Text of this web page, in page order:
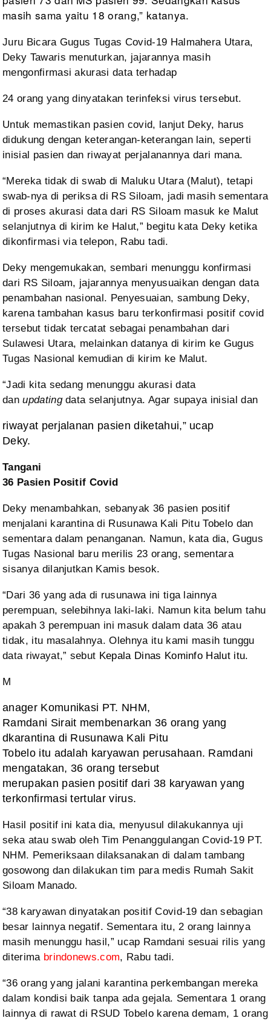
masih sama yaitu 18 orang,” katanya.
Juru Bicara Gugus Tugas Covid-19 Halmahera Utara,
Deky Tawaris menuturkan, jajarannya masih
mengonfirmasi akurasi data terhadap
24 orang yang dinyatakan terinfeksi virus tersebut.
Untuk memastikan pasien covid, lanjut Deky, harus
didukung dengan keterangan-keterangan lain, seperti
inisial pasien dan riwayat perjalanannya dari mana.
“Mereka tidak di swab di MalukuUtara (Malut), tetapi
swab-nya di periksa di RS Siloam, jadi masih sementara
di proses akurasi data dari RS Siloam masuk ke Malut
selanjutnya di kirim ke Halut,” begitu kata Deky ketika
dikonfirmasi via telepon, Rabu tadi.
Deky mengemukakan, sembari menunggu konfirmasi
dari RS Siloam, jajarannya menyusuaikan dengan data
penambahan nasional. Penyesuaian, sambung Deky,
karena tambahan kasus baru terkonfirmasi positif covid
tersebut tidak tercatat sebagai penambahan dari
Sulawesi Utara, melainkan datanya di kirim ke Gugus
Tugas Nasional kemudian di kirim ke Malut.
“Jadi kita sedang menunggu akurasi data
danupdatingdata selanjutnya. Agar supaya inisial dan
riwayat perjalanan pasien diketahui,” ucap
Deky.
Tangani
36 Pasien Positif Covid
Deky menambahkan, sebanyak 36 pasien positif
menjalani karantina di Rusunawa Kali Pitu Tobelo dan
sementaradalam penanganan. Namun, kata dia, Gugus
Tugas Nasional baru merilis 23 orang, sementara
sisanya dilanjutkan Kamis besok.
“Dari 36 yang ada di rusunawa ini tiga lainnya
perempuan, selebihnya laki-laki. Namun kita belum tahu
apakah 3 perempuan ini masuk dalam data 36 atau
tidak, itu masalahnya. Olehnya itu kami masih tunggu
data riwayat,” sebut Kepala Dinas Kominfo Halut itu.
M
anager Komunikasi PT. NHM,
Ramdani Sirait membenarkan 36 orang yang
dkarantina di Rusunawa Kali Pitu
Tobelo itu adalah karyawan perusahaan. Ramdani
mengatakan, 36 orang tersebut
merupakan pasien positif dari 38 karyawan yang
terkonfirmasi tertular virus.
Hasil positif ini kata dia, menyusul dilakukannya uji
seka atau swab oleh Tim Penanggulangan Covid-19 PT.
NHM. Pemeriksaan dilaksanakan di dalam tambang
gosowong dan dilakukan tim paramedis Rumah Sakit
Siloam Manado.
“38 karyawan dinyatakan positif Covid-19 dan sebagian
besar lainnya negatif. Sementara itu, 2 orang lainnya
masih menunggu hasil,” ucap Ramdani sesuai rilis yang
diterima brindonews.com, Rabu tadi.
“36 orang yang jalani karantinaperkembangan mereka
dalam kondisi baik tanpa ada gejala. Sementara 1 orang
lainnya di rawat di RSUD Tobelo karena demam, 1 orang